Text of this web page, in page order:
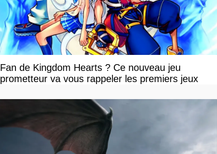
Fan de Kingdom Hearts ? Ce nouveau jeu
prometteur va vous rappeler les premiers jeux